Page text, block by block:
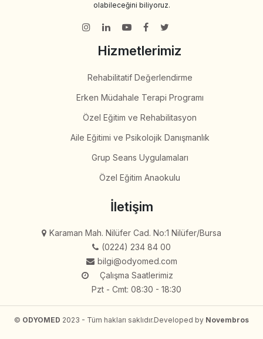
olabileceğini biliyoruz.
Hizmetlerimiz
Rehabilitatif Değerlendirme
Erken Müdahale Terapi Programı
Özel Eğitim ve Rehabilitasyon
Aile Eğitimi ve Psikolojik Danışmanlık
Grup Seans Uygulamaları
Özel Eğitim Anaokulu
İletişim
Karaman Mah. Nilüfer Cad. No:1 Nilüfer/Bursa
(0224) 234 84 00
bilgi@odyomed.com
Çalışma Saatlerimiz
Pzt - Cmt: 08:30 - 18:30
© ODYOMED 2023 - Tüm hakları saklıdır.Developed by Novembros